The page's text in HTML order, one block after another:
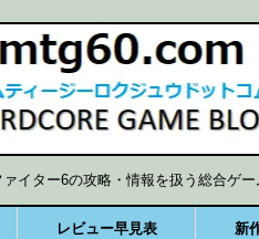
イター6の攻略・情報を扱う総合ゲー
レビュー早見表 新